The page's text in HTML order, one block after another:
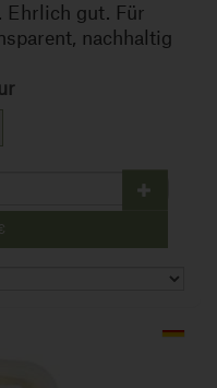
Ehrlich gut. Für
nachhaltig